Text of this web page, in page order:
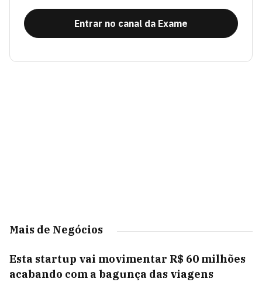
Entrar no canal da Exame
Mais de Negócios
Esta startup vai movimentar R$ 60 milhões
acabando com a bagunça das viagens